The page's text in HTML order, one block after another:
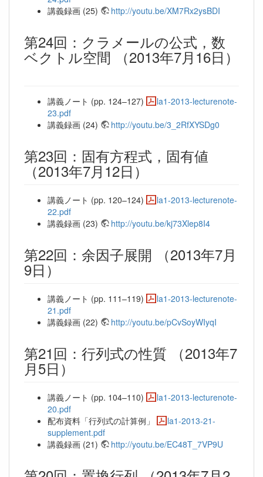
講義録画 (25)
http://youtu.be/XM7Rx2ysBDI
第24回：クラメールの公式，数
ベクトル空間 （2013年7月16日）
講義ノート (pp. 124–127)
la1-2013-lecturenote-
23.pdf
講義録画 (24)
http://youtu.be/3_2RfXYSDg0
第23回：固有方程式，固有値
（2013年7月12日）
講義ノート (pp. 120–124)
la1-2013-lecturenote-
22.pdf
講義録画 (23)
http://youtu.be/kj73Xlep8I4
第22回：余因子展開 （2013年7月
9日）
講義ノート (pp. 111–119)
la1-2013-lecturenote-
21.pdf
講義録画 (22)
http://youtu.be/pCvSoyWIyqI
第21回：行列式の性質 （2013年7
月5日）
講義ノート (pp. 104–110)
la1-2013-lecturenote-
20.pdf
配布資料「行列式の計算例」
la1-2013-21-
supplement.pdf
講義録画 (21)
http://youtu.be/EC48T_7VP9U